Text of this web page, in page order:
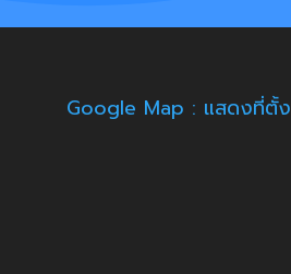
Google Map : แสดงที่ตั้ง